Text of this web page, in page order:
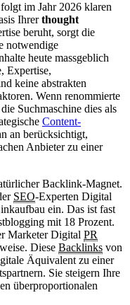
im Jahr 2026 klaren
Ihrerthought
beruht, sorgt die
notwendige
heute massgeblich
Expertise,
keine abstrakten
Wenn renommierte
Suchmaschine dies als
Content-
an berücksichtigt,
Anbieter zu einer
Backlink-Magnet.
SEO-Experten Digital
ein. Das ist fast
mit 18 Prozent.
Marketer Digital PR
Diese Backlinks von
Äquivalent zu einer
Sie steigern Ihre
überproportionalen